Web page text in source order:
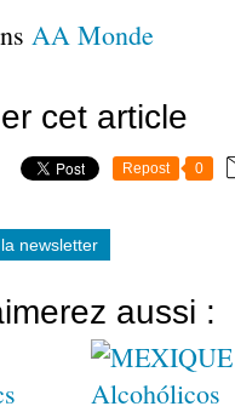
AA Monde
cet article
Repost 0
newsletter
aussi :